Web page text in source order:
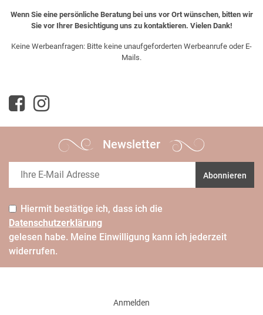
Wenn Sie eine persönliche Beratung bei uns vor Ort wünschen, bitten wir
Sie vor Ihrer Besichtigung uns zu kontaktieren. Vielen Dank!
Keine Werbeanfragen: Bitte keine unaufgeforderten Werbeanrufe oder E-
Mails.
Newsletter
Abonnieren
Hiermit bestätige ich, dass ich die
Daten­schutz­erklärung
gelesen habe. Meine Einwilligung kann ich jederzeit
widerrufen.
Anmelden